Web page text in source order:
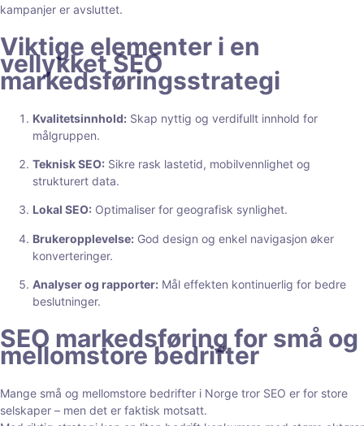
kampanjer er avsluttet.
Viktige elementer i en
vellykket SEO
markedsføringsstrategi
Kvalitetsinnhold: Skap nyttig og verdifullt innhold for
målgruppen.
Teknisk SEO: Sikre rask lastetid, mobilvennlighet og
strukturert data.
Lokal SEO: Optimaliser for geografisk synlighet.
Brukeropplevelse: God design og enkel navigasjon øker
konverteringer.
Analyser og rapporter: Mål effekten kontinuerlig for bedre
beslutninger.
SEO markedsføring for små og
mellomstore bedrifter
Mange små og mellomstore bedrifter i Norge tror SEO er for store
selskaper – men det er faktisk motsatt.